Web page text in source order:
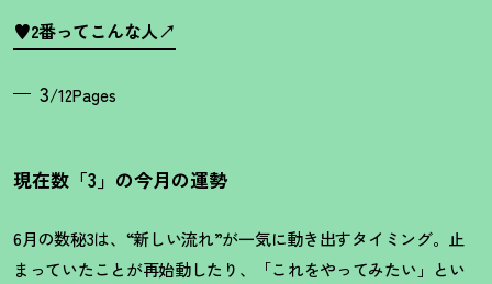
♥2番ってこんな人
3/12Pages
現在数「3」の今月の運勢
6月の数秘3は、“新しい流れ”が一気に動き出すタイミング。止
まっていたことが再始動したり、「これをやってみたい」とい